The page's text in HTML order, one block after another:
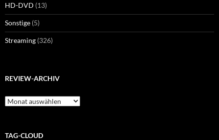
HD-DVD (13)
Sonstige (5)
Streaming (326)
REVIEW-ARCHIV
Review-
Archiv
TAG-CLOUD